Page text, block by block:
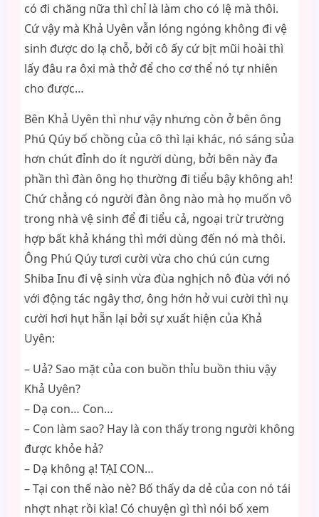
có đi chăng nữa thì chỉ là làm cho có lệ mà thôi.
Cứ vậy mà Khả Uyên vẫn lóng ngóng không đi vệ
sinh được do lạ chỗ, bởi cô ấy cứ bịt mũi hoài thì
lấy đâu ra ôxi mà thở để cho cơ thể nó tự nhiên
cho được…
Bên Khả Uyên thì như vậy nhưng còn ở bên ông
Phú Qúy bố chồng của cô thì lại khác, nó sáng sủa
hơn chút đỉnh do ít người dùng, bởi bên này đa
phần thì đàn ông họ thường đi tiểu bậy không ah!
Chứ chẳng có người đàn ông nào mà họ muốn vô
trong nhà vệ sinh để đi tiểu cả, ngoại trừ trường
hợp bất khả kháng thì mới dùng đến nó mà thôi.
Ông Phú Qúy tươi cười vừa cho chú cún cưng
Shiba Inu đi vệ sinh vừa đùa nghịch nô đùa với nó
với động tác ngây thơ, ông hớn hở vui cười thì nụ
cười hơi hụt hẵn lại bởi sự xuất hiện của Khả
Uyên:
– Uả? Sao mặt của con buồn thỉu buồn thiu vậy
Khả Uyên?
– Dạ con… Con…
– Con làm sao? Hay là con thấy trong người không
được khỏe hả?
– Dạ không ạ! TẠI CON…
– Tại con thế nào nè? Bố thấy da dẻ của con nó tái
nhợt nhạt rồi kìa! Có chuyện gì thì nói bố xem